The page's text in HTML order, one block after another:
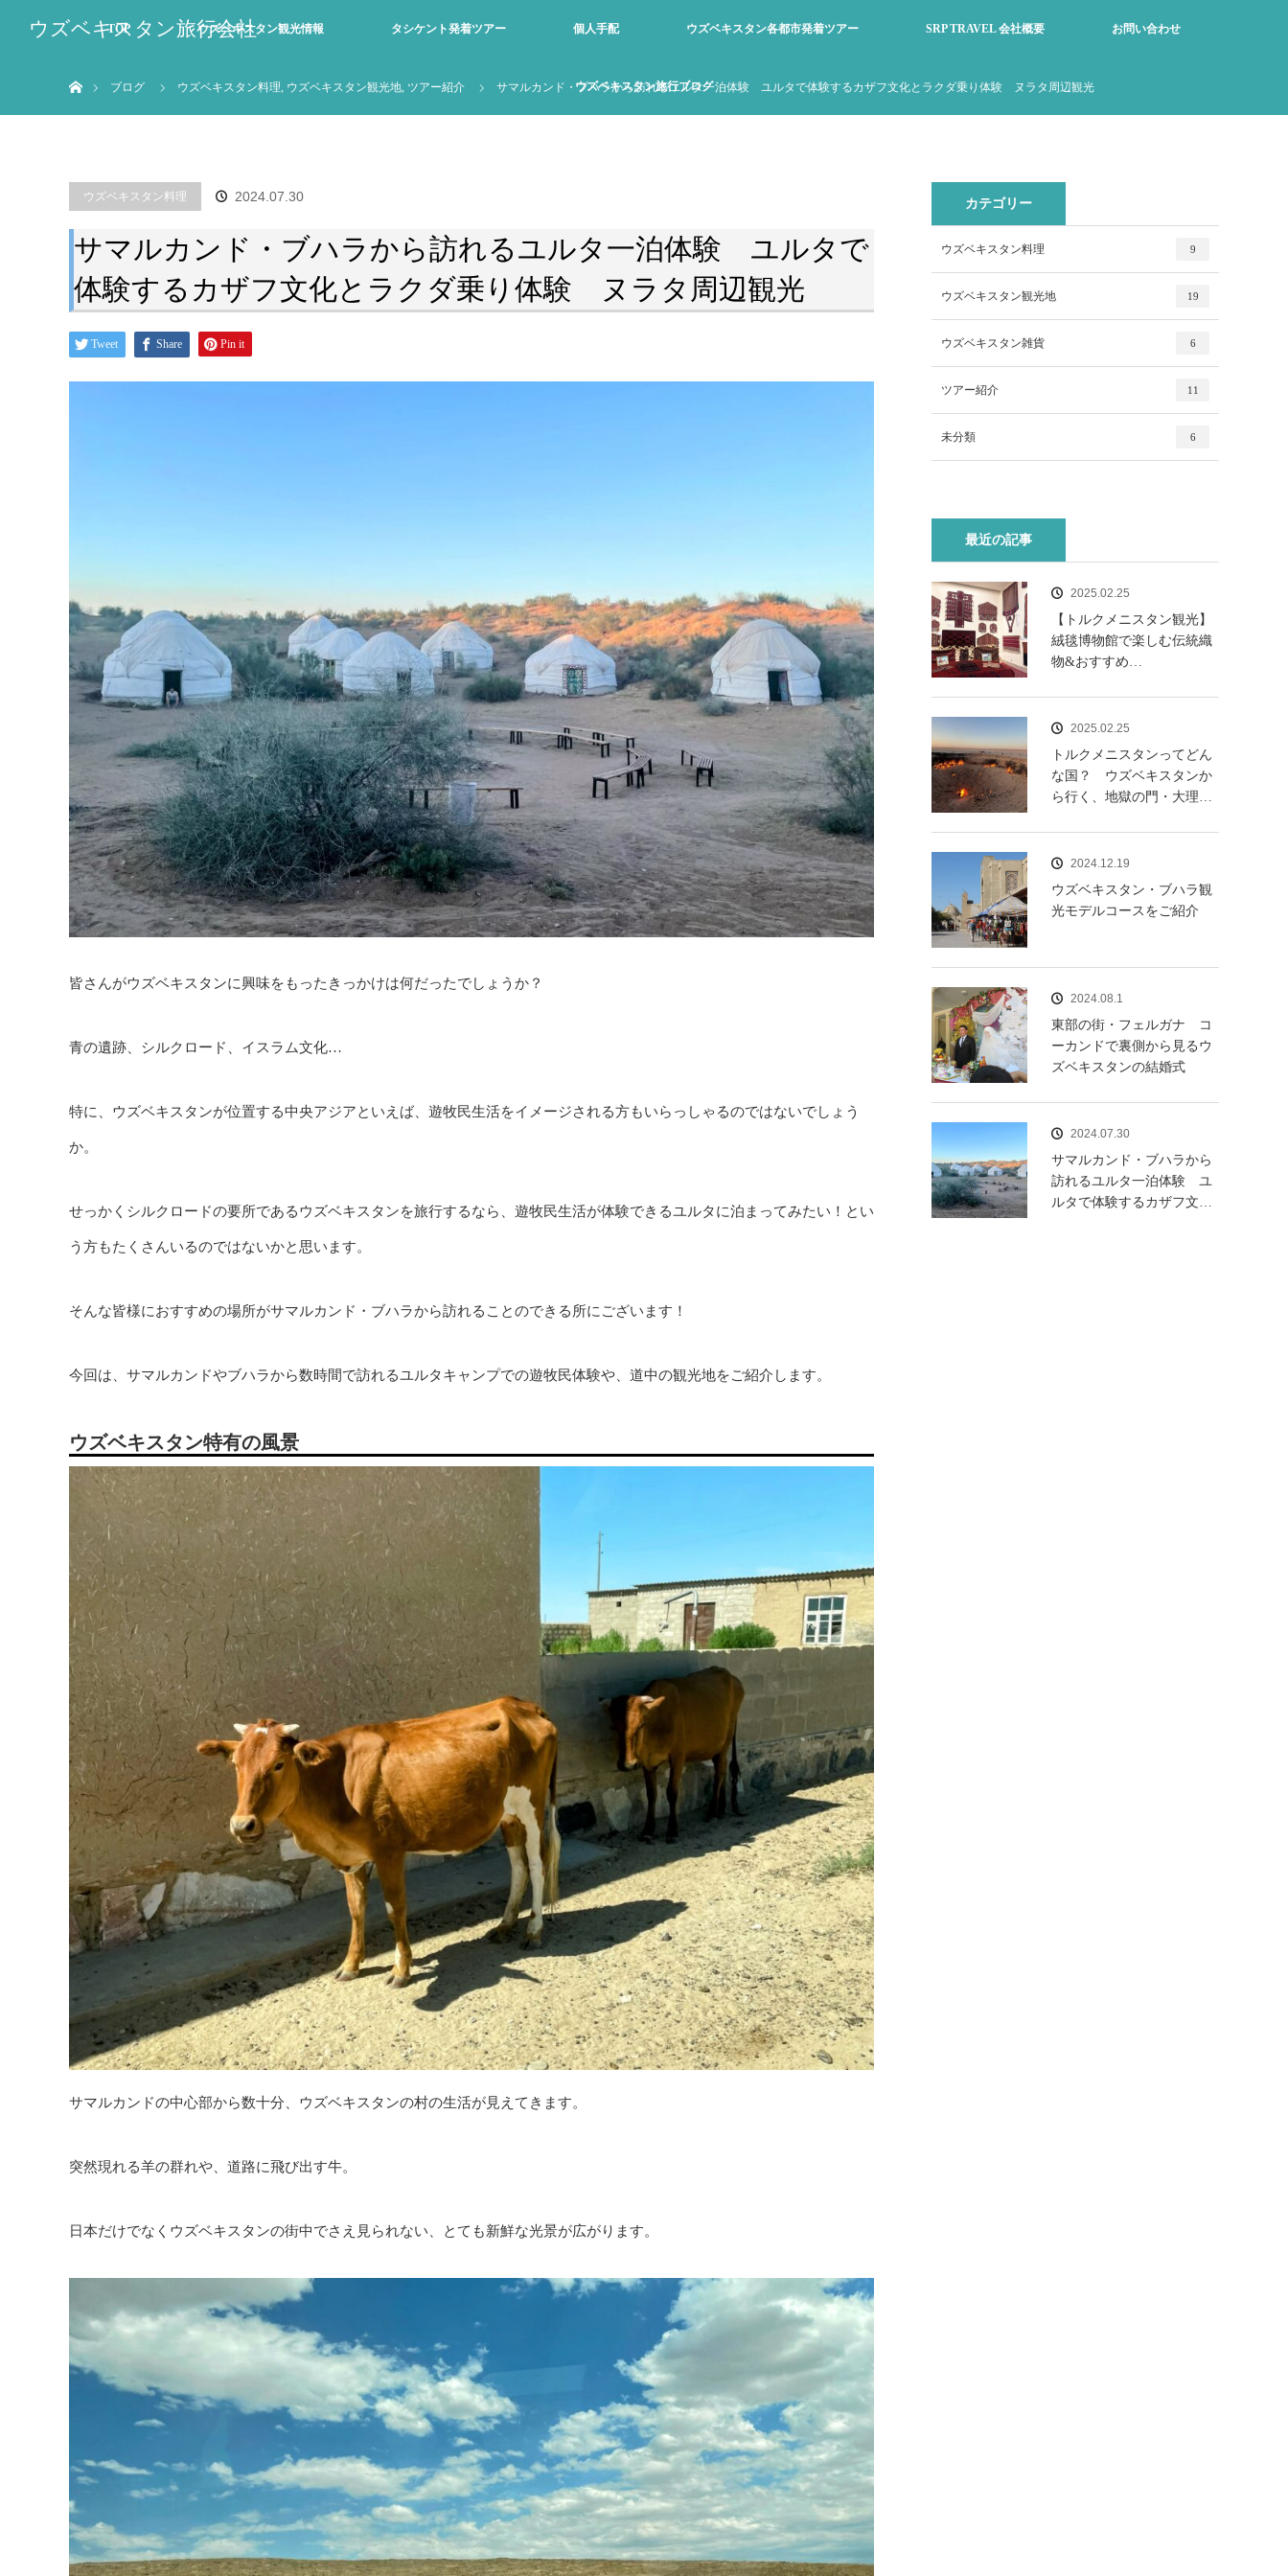
ウズベキスタン旅行会社
TOP ウズベキスタン観光情報 タシケント発着ツアー 個人手配 ウズベキスタン各都市発着ツアー SRP TRAVEL 会社概要 お問い合わせ
ウズベキスタン旅行ブログ
ブログ
ウズベキスタン料理, ウズベキスタン観光地, ツアー紹介 サマルカンド・ブハラから訪れるユルタ一泊体験 ユルタで体験するカザフ文化とラクダ乗り体験 ヌラタ周辺観光
ウズベキスタン料理 2024.07.30
サマルカンド・ブハラから訪れるユルタ一泊体験 ユルタで
体験するカザフ文化とラクダ乗り体験 ヌラタ周辺観光
Tweet Share Pin it
皆さんがウズベキスタンに興味をもったきっかけは何だったでしょうか？
青の遺跡、シルクロード、イスラム文化…
特に、ウズベキスタンが位置する中央アジアといえば、遊牧民生活をイメージされる方もいらっしゃるのではないでしょう
か。
せっかくシルクロードの要所であるウズベキスタンを旅行するなら、遊牧民生活が体験できるユルタに泊まってみたい！とい
う方もたくさんいるのではないかと思います。
そんな皆様におすすめの場所がサマルカンド・ブハラから訪れることのできる所にございます！
今回は、サマルカンドやブハラから数時間で訪れるユルタキャンプでの遊牧民体験や、道中の観光地をご紹介します。
ウズベキスタン特有の風景
サマルカンドの中心部から数十分、ウズベキスタンの村の生活が見えてきます。
突然現れる羊の群れや、道路に飛び出す牛。
日本だけでなくウズベキスタンの街中でさえ見られない、とても新鮮な光景が広がります。
カテゴリー
ウズベキスタン料理 9
ウズベキスタン観光地 19
ウズベキスタン雑貨 6
ツアー紹介 11
未分類 6
最近の記事
2025.02.25
【トルクメニスタン観光】
絨毯博物館で楽しむ伝統織
物&おすすめ…
2025.02.25
トルクメニスタンってどん
な国？ ウズベキスタンか
ら行く、地獄の門・大理…
2024.12.19
ウズベキスタン・ブハラ観
光モデルコースをご紹介
2024.08.1
東部の街・フェルガナ コ
ーカンドで裏側から見るウ
ズベキスタンの結婚式
2024.07.30
サマルカンド・ブハラから
訪れるユルタ一泊体験 ユ
ルタで体験するカザフ文…